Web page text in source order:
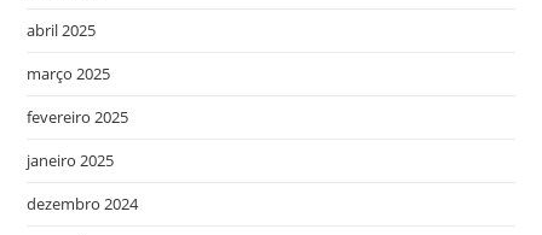
abril 2025
março 2025
fevereiro 2025
janeiro 2025
dezembro 2024